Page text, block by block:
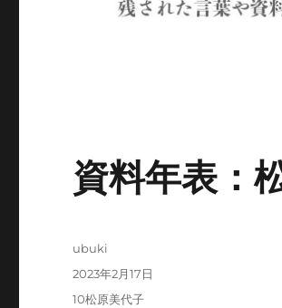
資料年表：
投
ubuki
投
2023年2月17日
カ
10松原美代子